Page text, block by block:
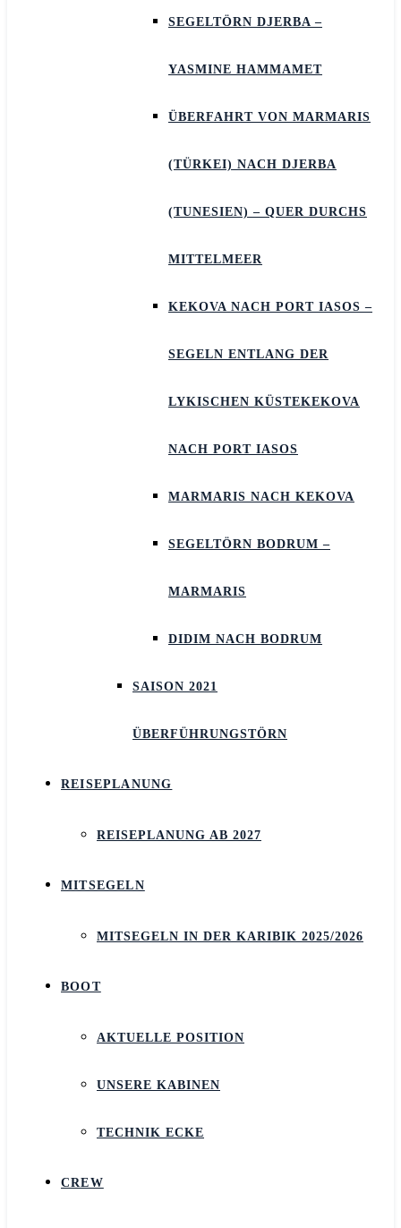
SEGELTÖRN DJERBA –
YASMINE HAMMAMET
ÜBERFAHRT VON MARMARIS
(TÜRKEI) NACH DJERBA
(TUNESIEN) – QUER DURCHS
MITTELMEER
KEKOVA NACH PORT IASOS –
SEGELN ENTLANG DER
LYKISCHEN KÜSTEKEKOVA
NACH PORT IASOS
MARMARIS NACH KEKOVA
SEGELTÖRN BODRUM –
MARMARIS
DIDIM NACH BODRUM
SAISON 2021
ÜBERFÜHRUNGSTÖRN
REISEPLANUNG
REISEPLANUNG AB 2027
MITSEGELN
MITSEGELN IN DER KARIBIK 2025/2026
BOOT
AKTUELLE POSITION
UNSERE KABINEN
TECHNIK ECKE
CREW